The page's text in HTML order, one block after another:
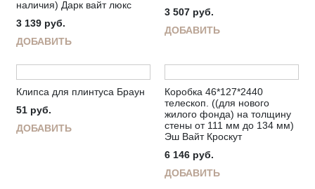
наличия) Дарк вайт люкс
3 139 руб.
ДОБАВИТЬ
3 507 руб.
ДОБАВИТЬ
Клипса для плинтуса Браун
51 руб.
ДОБАВИТЬ
Коробка 46*127*2440
телескоп. ((для нового
жилого фонда) на толщину
стены от 111 мм до 134 мм)
Эш Вайт Кроскут
6 146 руб.
ДОБАВИТЬ